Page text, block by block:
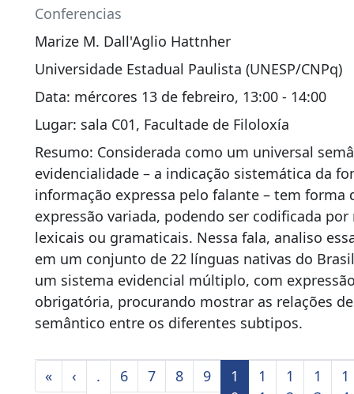
Conferencias
Marize M. Dall'Aglio Hattnher
Universidade Estadual Paulista (UNESP/CNPq)
Data: mércores 13 de febreiro, 13:00 - 14:00
Lugar: sala C01, Facultade de Filoloxía
Resumo: Considerada como um universal
evidencialidade – a indicação sistemática da
informação expressa pelo falante – tem forma
expressão variada, podendo ser codificada por
lexicais ou gramaticais. Nessa fala, analiso
em um conjunto de 22 línguas nativas do
um sistema evidencial múltiplo, com
obrigatória, procurando mostrar as relações
semântico entre os diferentes subtipos.
« ‹
.
6 7 8 9
1
1
1
1
1